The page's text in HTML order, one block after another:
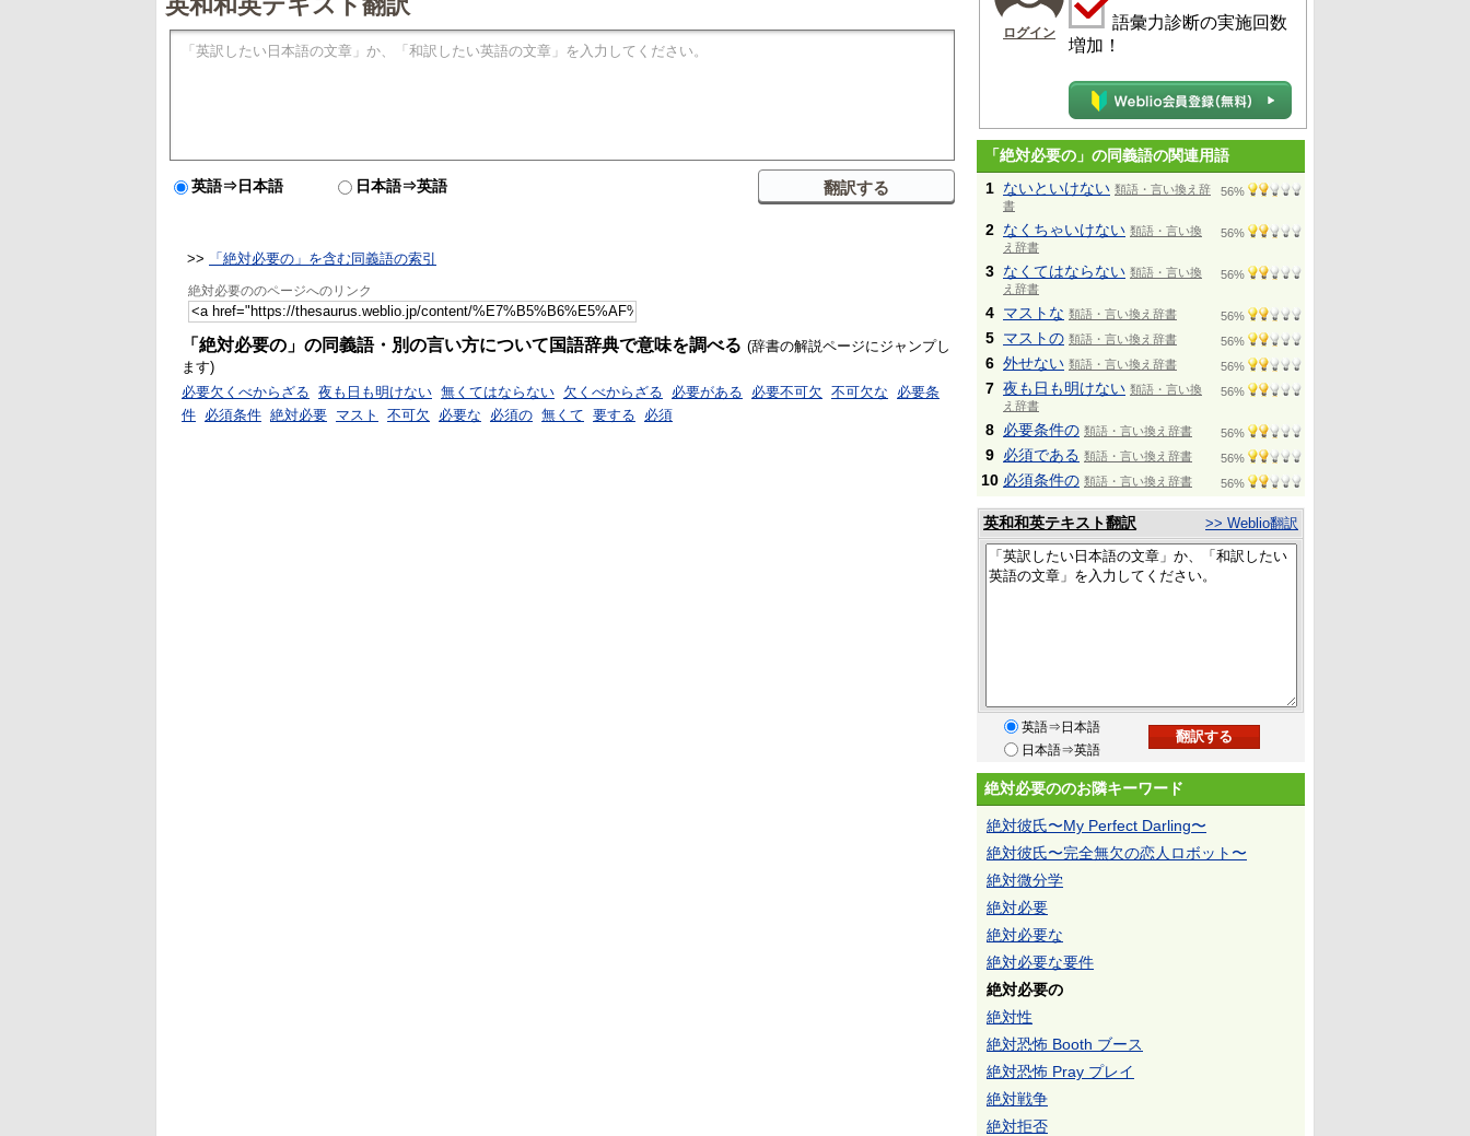
英語⇒日本語 日本語⇒英語
>> 「絶対必要の」を含む同義語の索引
絶対必要ののページへのリンク
「絶対必要の」の同義語・別の言い方について国語辞典で意味を調べる (辞書の解説ページにジャンプし
ます)
必要欠くべからざる 夜も日も明けない 無くてはならない 欠くべからざる 必要がある 必要不可欠 不可欠な
必要条
件 必須条件 絶対必要 マスト 不可欠 必要な 必須の 無くて 要する 必須
ログイン
語彙力診断の実施回数
増加！
「絶対必要の」の同義語の関連用語
1 ないといけない 類語・言い換え辞
書
56%
2 なくちゃいけない 類語・言い換
え辞書
56%
3 なくてはならない 類語・言い換
え辞書
56%
4 マストな 類語・言い換え辞書 56%
5 マストの 類語・言い換え辞書 56%
6 外せない 類語・言い換え辞書 56%
7 夜も日も明けない 類語・言い換
え辞書
56%
8 必要条件の 類語・言い換え辞書 56%
9 必須である 類語・言い換え辞書 56%
10 必須条件の 類語・言い換え辞書 56%
英和和英テキスト翻訳 >> Weblio翻訳
英語⇒日本語
日本語⇒英語
絶対必要ののお隣キーワード
絶対彼氏〜My Perfect Darling〜
絶対彼氏〜完全無欠の恋人ロボット〜
絶対微分学
絶対必要
絶対必要な
絶対必要な要件
絶対必要の
絶対性
絶対恐怖 Booth ブース
絶対恐怖 Pray プレイ
絶対戦争
絶対拒否